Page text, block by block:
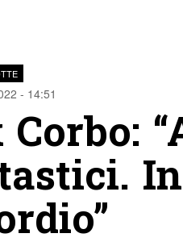
- 14:51
Corbo: